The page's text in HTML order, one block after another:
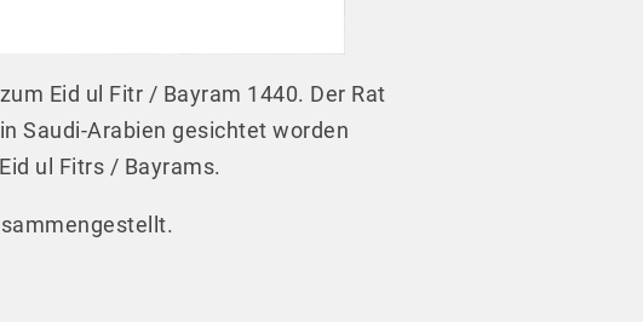
Eid ul Fitr / Bayram 1440. Der Rat
Saudi-Arabien gesichtet worden
ul Fitrs / Bayrams.